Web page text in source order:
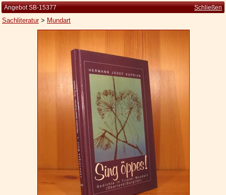
Kleine Kulturgeschichte
Die Brockhaus Auflagen
Widerrufsbelehrung
Angebot SB-15377 Schließen
Sachliteratur> Mundart